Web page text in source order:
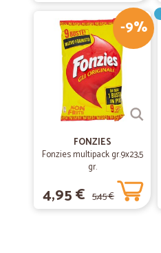
-9%
FONZIES
Fonzies multipack gr.9x23,5
gr.
4,95 € 5,45 €